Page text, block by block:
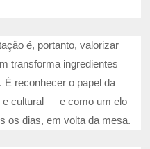
é, portanto, valorizar
transforma ingredientes
reconhecer o papel da
e cultural — e como um elo
os dias, em volta da mesa.